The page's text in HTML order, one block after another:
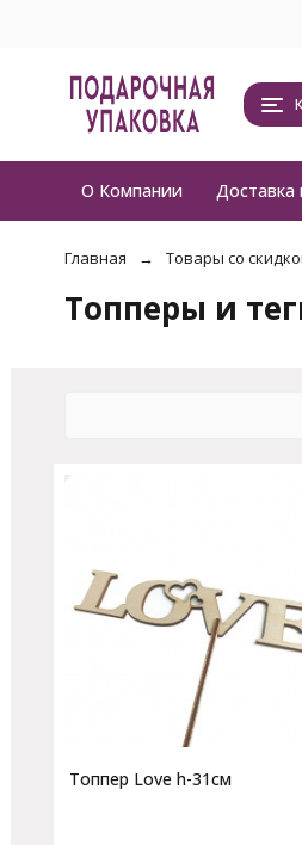
О Компании Доставка
Главная Товары со
Топперы и
Топпер Love h-31см